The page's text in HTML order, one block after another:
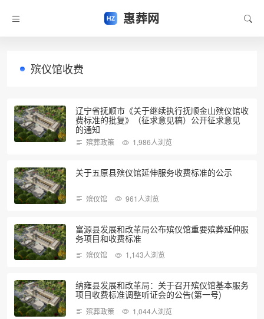
惠葬网
殡仪馆收费
辽宁省抚顺市《关于继续执行抚顺金山殡仪馆收
费标准的批复》（征求意见稿）公开征求意见
的通知
殡葬政策 1,986人浏览
关于五原县殡仪馆延伸服务收费标准的公示
殡仪馆 961人浏览
富源县发展和改革局公布殡仪馆重要殡葬延伸服
务项目和收费标准
殡仪馆 1,143人浏览
纳雍县发展和改革局：关于召开殡仪馆基本服务
项目收费标准调整听证会的公告(第一号)
殡葬政策 1,044人浏览